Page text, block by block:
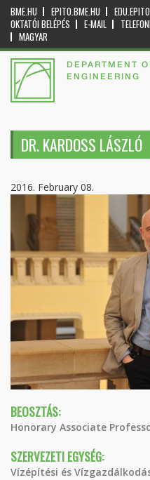
BME.HU EPITO.BME.HU
OKTATÓI BELÉPÉS
E-MAIL
MAGYAR
DEPARTMENT
ENGINEERING
DR. KARDOSS LÁSZLÓ
2016. February 08.
BEOSZTÁS:
Honorary Associate
SZERVEZETI EGYSÉG:
Vízépítési és